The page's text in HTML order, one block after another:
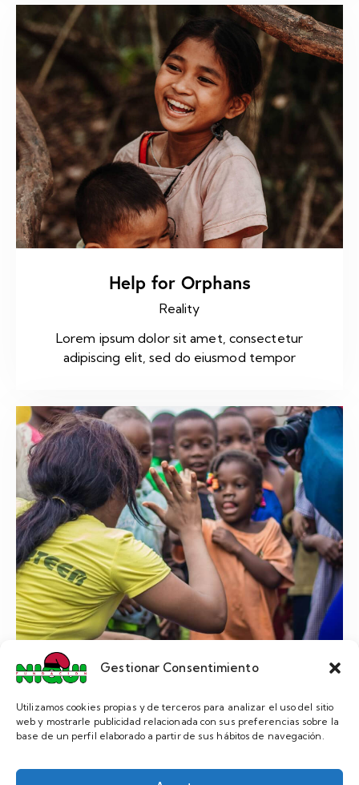
Gestionar Consentimiento
Utilizamos cookies propias y de terceros para analizar el uso del sitio
web y mostrarle publicidad relacionada con sus preferencias sobre la
base de un perfil elaborado a partir de sus hábitos de navegación.
Help for Orphans
Reality
Lorem ipsum dolor sit amet, consectetur
adipiscing elit, sed do eiusmod tempor
Meals for Starving Kids
Reality